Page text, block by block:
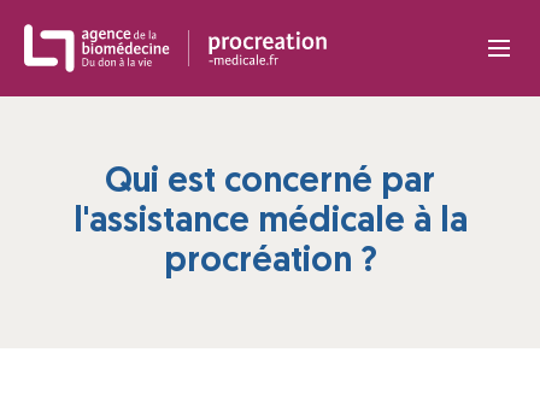
Qui est concerné par
l'assistance médicale à la
procréation ?